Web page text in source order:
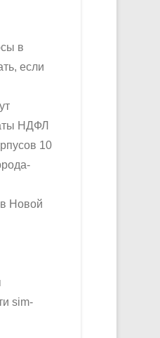
в
если
НДФЛ
10
Новой
sim-